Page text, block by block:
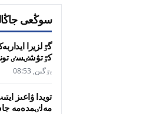
سوڭعى
گٷلزيرا
كٷتۋشٸسٸ
بٷگىن, 08:53
تويدا ۋاعىز
مەلٸمدەمە